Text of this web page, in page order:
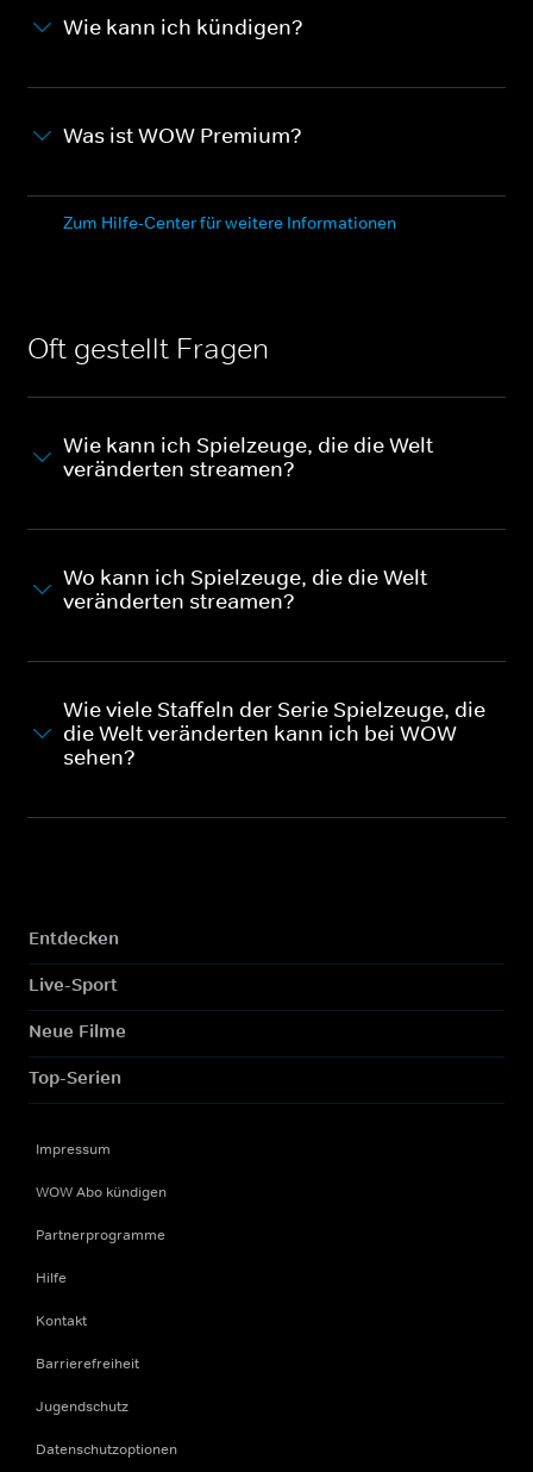
Wie kann ich kündigen?
Was ist WOW Premium?
Zum Hilfe-Center für weitere Informationen
Oft gestellt Fragen
Wie kann ich Spielzeuge, die die Welt
veränderten streamen?
Wo kann ich Spielzeuge, die die Welt
veränderten streamen?
Wie viele Staffeln der Serie Spielzeuge, die
die Welt veränderten kann ich bei WOW
sehen?
Entdecken
Live-Sport
Neue Filme
Top-Serien
Impressum
WOW Abo kündigen
Partnerprogramme
Hilfe
Kontakt
Barrierefreiheit
Jugendschutz
Datenschutzoptionen